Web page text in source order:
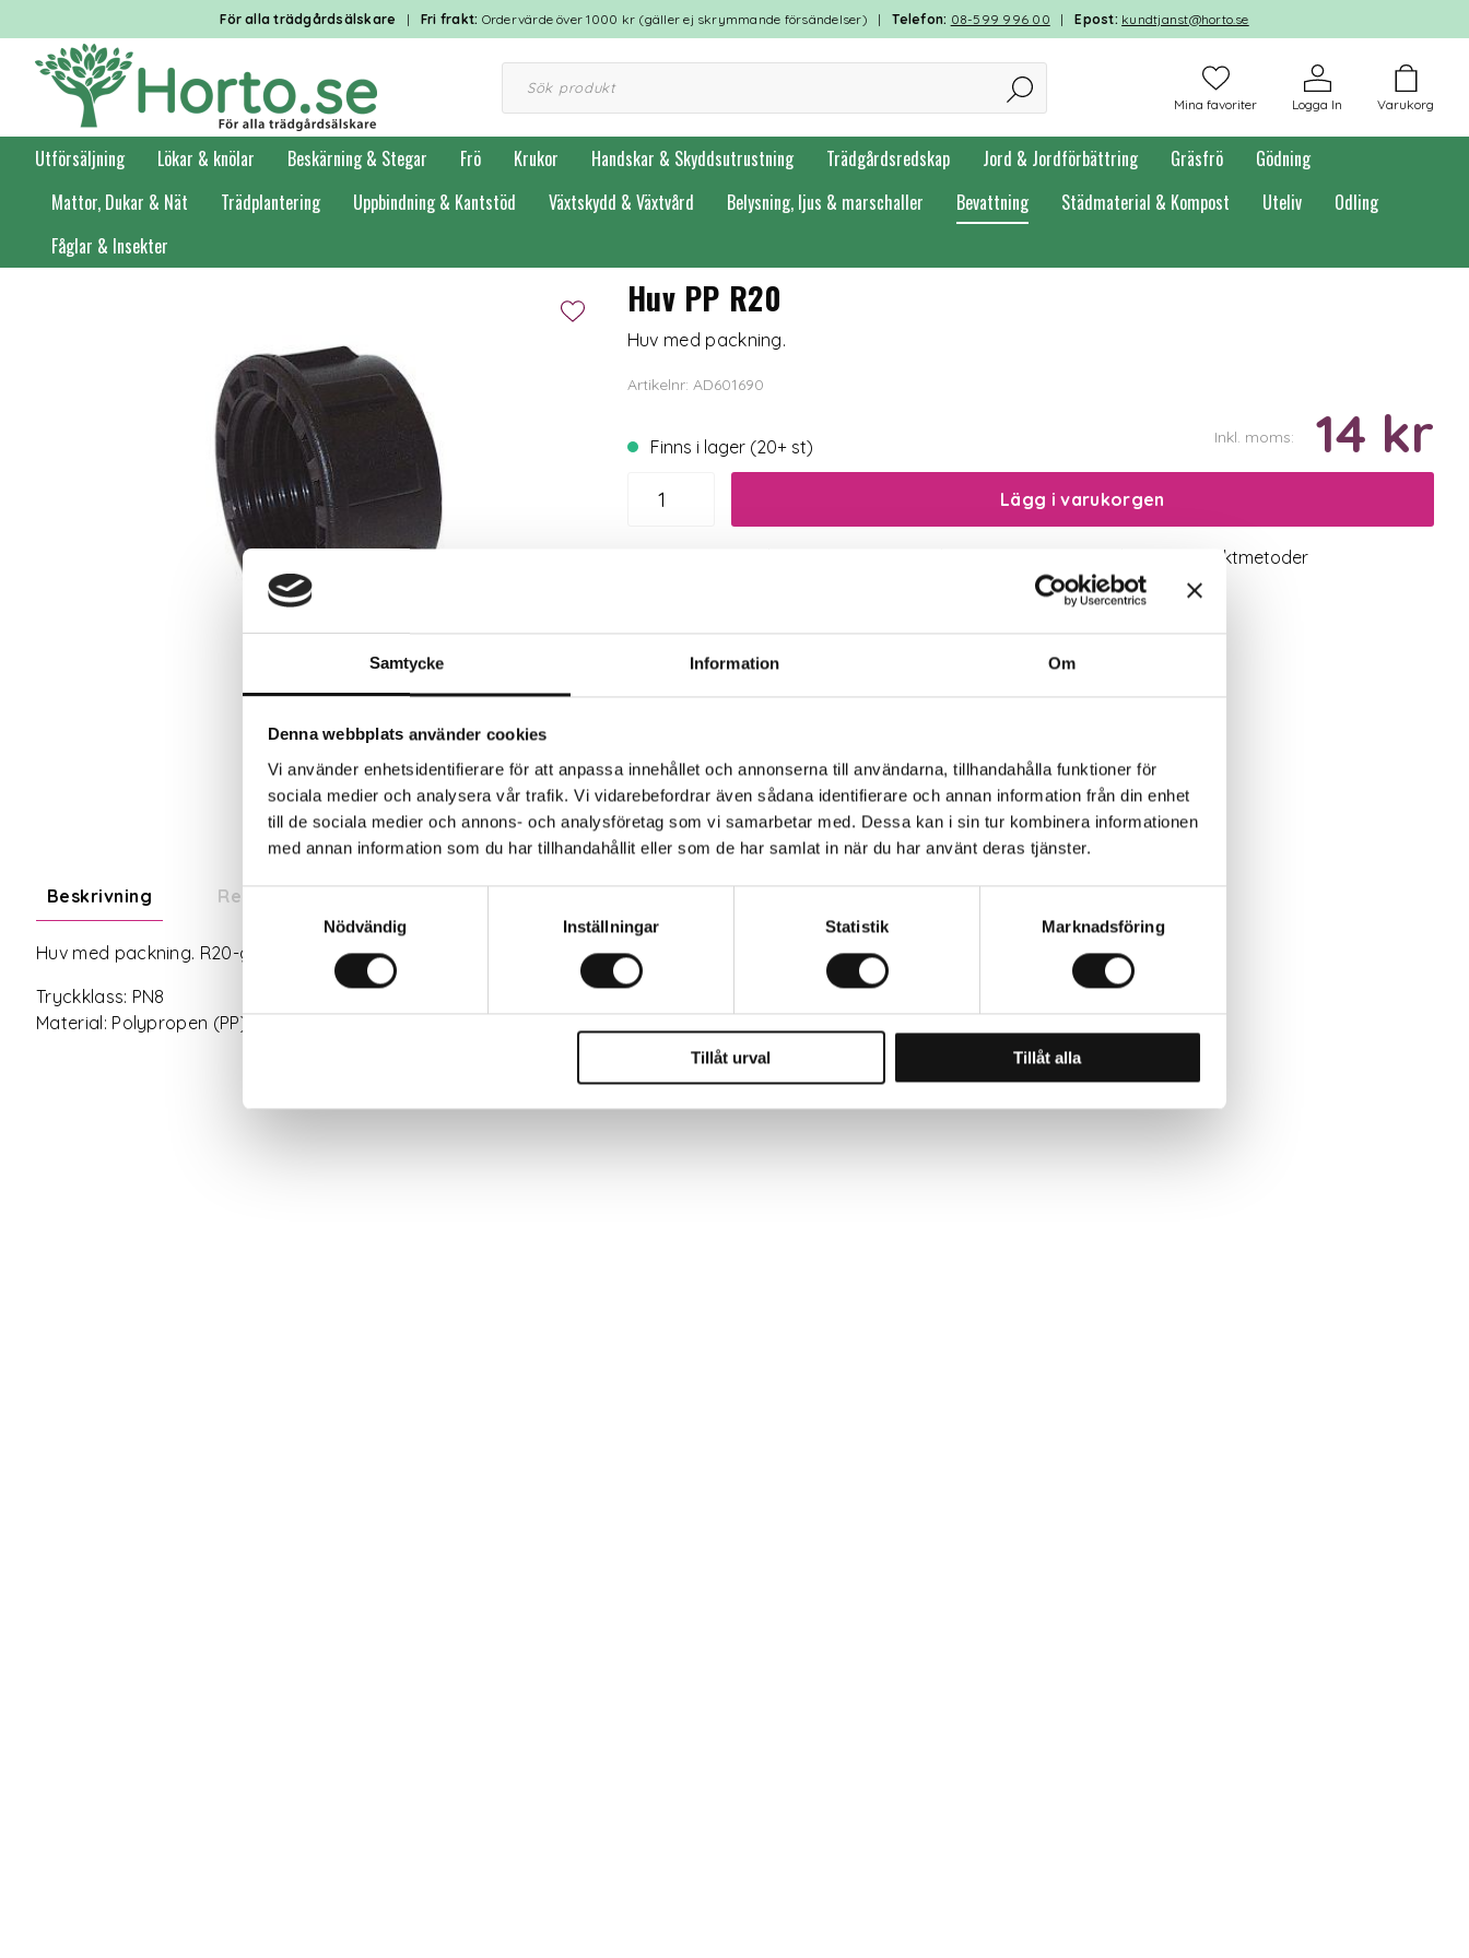
Samtycke Information Om
Denna webbplats använder cookies
Vi använder enhetsidentifierare för att anpassa innehållet och annonserna till användarna, tillhandahålla funktioner för
sociala medier och analysera vår trafik. Vi vidarebefordrar även sådana identifierare och annan information från din enhet
till de sociala medier och annons- och analysföretag som vi samarbetar med. Dessa kan i sin tur kombinera informationen
med annan information som du har tillhandahållit eller som de har samlat in när du har använt deras tjänster.
Nödvändig
Inställningar Statistik Marknadsföring
Tillåt urval Tillåt alla
För alla trädgårdsälskare | Fri frakt: Ordervärde över 1000 kr (gäller ej skrymmande försändelser) |Telefon: 08-599 996 00 |Epost: kundtjanst@horto.se
Varukorg
Logga In
Mina favoriter
Utförsäljning Lökar & knölar Beskärning & Stegar Frö Krukor Handskar & Skyddsutrustning Trädgårdsredskap Jord & Jordförbättring Gräsfrö
Gödning
Mattor, Dukar & Nät
Trädplantering Uppbindning & Kantstöd Växtskydd & Växtvård Belysning, ljus & marschaller Bevattning Städmaterial & Kompost Uteliv
Odling
Fåglar & Insekter
Förstasidan Bevattning
Huv PP R20
Huv med packning.
Artikelnr: AD601690
Finns i lager (20+ st) Inkl. moms: 14 kr
Lägg i varukorgen
Valbara fraktmetoder
Beskrivning Recensioner
Huv med packning. R20-gänga. För gängtätning rekommenderas gängtape eller lin.
Tryckklass: PN8
Material: Polypropen (PP), Nitril (NBR)